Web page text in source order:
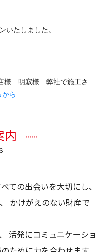
いたしました。
様 明寂様 弊社で施工さ
から
内
ての出会いを大切にし、
かけがえのない財産で
活発にコミュニケーショ